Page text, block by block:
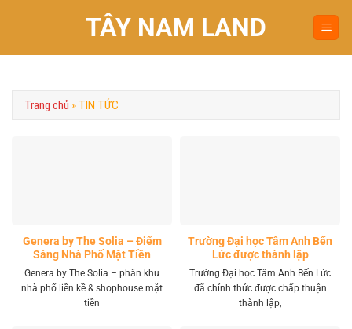
TÂY NAM LAND
Trang chủ » TIN TỨC
Genera by The Solia – Điểm
Sáng Nhà Phố Mặt Tiền
Vành Đai 4 Khu Tây
Genera by The Solia – phân khu
nhà phố liền kề & shophouse mặt
tiền
Trường Đại học Tâm Anh Bến
Lức được thành lập
Trường Đại học Tâm Anh Bến Lức
đã chính thức được chấp thuận
thành lập,